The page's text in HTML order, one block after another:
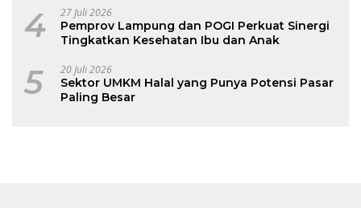
4 27 Juli 2026
Pemprov Lampung dan POGI Perkuat Sinergi
Tingkatkan Kesehatan Ibu dan Anak
5 20 Juli 2026
Sektor UMKM Halal yang Punya Potensi Pasar
Paling Besar